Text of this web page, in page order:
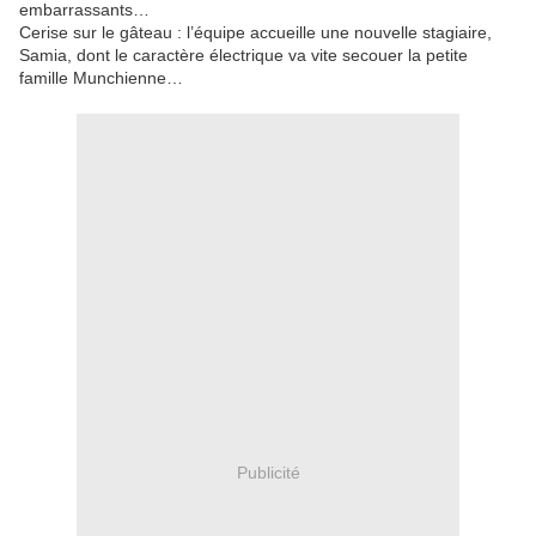
embarrassants…
Cerise sur le gâteau : l’équipe accueille une nouvelle stagiaire,
Samia, dont le caractère électrique va vite secouer la petite
famille Munchienne…
Publicité